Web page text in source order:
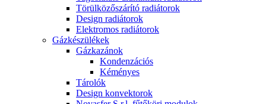
Törülközőszárító radiátorok
Design radiátorok
Elektromos radiátorok
Gázkészülékek
Gázkazánok
Kondenzációs
Kéményes
Tárolók
Design konvektorok